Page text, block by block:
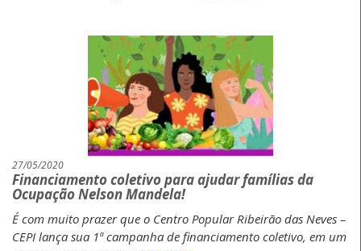
27/05/2020
Financiamento coletivo para ajudar famílias da
Ocupação Nelson Mandela!
É com muito prazer que o Centro Popular Ribeirão das Neves –
CEPI lança sua 1ª campanha de financiamento coletivo, em um